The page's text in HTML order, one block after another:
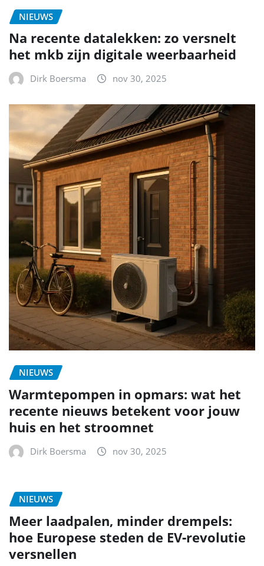
NIEUWS
Na recente datalekken: zo versnelt
het mkb zijn digitale weerbaarheid
Dirk Boersma nov 30, 2025
NIEUWS
Warmtepompen in opmars: wat het
recente nieuws betekent voor jouw
huis en het stroomnet
Dirk Boersma nov 30, 2025
NIEUWS
Meer laadpalen, minder drempels:
hoe Europese steden de EV‑revolutie
versnellen